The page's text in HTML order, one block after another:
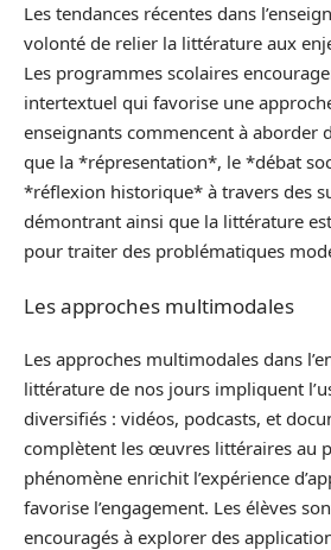
Les tendances récentes dans
volonté de relier la littérature aux
Les programmes scolaires
intertextuel qui favorise une
enseignants commencent à aborder
que la *répresentation*, le *débat
*réflexion historique* à travers des
démontrant ainsi que la littérature
pour traiter des problématiques
Les approches multimodales
Les approches multimodales dans
littérature de nos jours impliquent
diversifiés : vidéos, podcasts, et
complètent les œuvres littéraires au
phénomène enrichit l’expérience
favorise l’engagement. Les élèves
encouragés à explorer des